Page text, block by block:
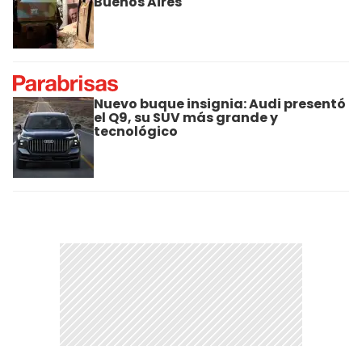
Nuevo buque insignia: Audi presentó
el Q9, su SUV más grande y
tecnológico